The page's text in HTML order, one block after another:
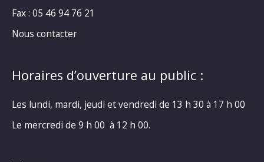
Fax : 05 46 94 76 21
Nous contacter
Horaires d’ouverture au public :
Les lundi, mardi, jeudi et vendredi de 13 h 30 à 17 h 00
Le mercredi de 9 h 00 à 12 h 00.